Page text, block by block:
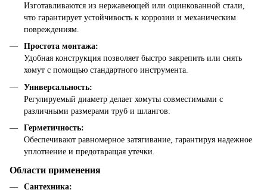
Изготавливаются из нержавеющей или оцинкованной стали,
что гарантирует устойчивость к коррозии и механическим
повреждениям.
Простота монтажа:
Удобная конструкция позволяет быстро закрепить или снять
хомут с помощью стандартного инструмента.
Универсальность:
Регулируемый диаметр делает хомуты совместимыми с
различными размерами труб и шлангов.
Герметичность:
Обеспечивают равномерное затягивание, гарантируя надежное
уплотнение и предотвращая утечки.
Области применения
Сантехника: